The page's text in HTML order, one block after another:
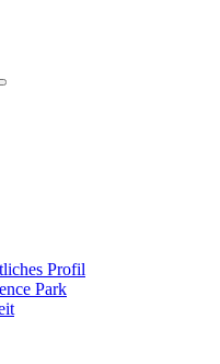
Profil
Park